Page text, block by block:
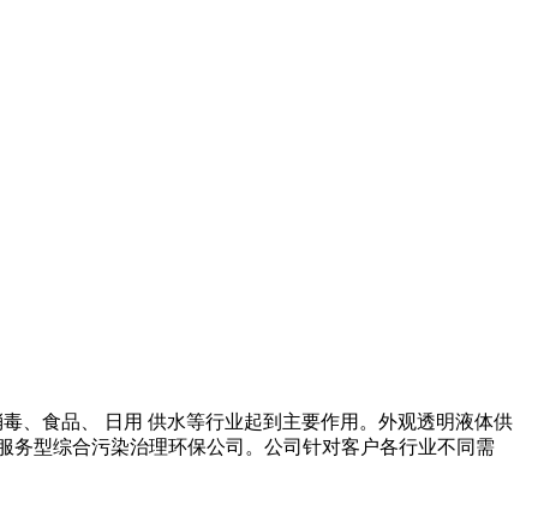
、食品、 日用 供水等行业起到主要作用。外观透明液体供
务型综合污染治理环保公司。公司针对客户各行业不同需